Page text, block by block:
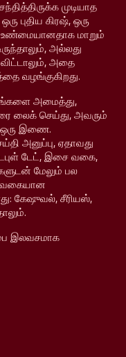
முடியாத
புதிய கிரஷ், ஒரு
மாறும்
அல்லது
அதை
வழங்குகிறது.
அமைத்து,
லைக் செய்து, அவரும்
ஒரு இணை.
அனுப்பு, ஏதாவது
டபுள் டேட், இசை வகை,
மேலும் பல
வகையான
கேஷுவல், சீரியஸ்,
இலவசமாக